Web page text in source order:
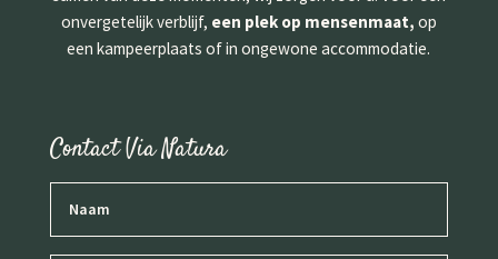
onvergetelijk verblijf, een plek op mensenmaat, op
een kampeerplaats of in ongewone accommodatie.
Contact Via Natura